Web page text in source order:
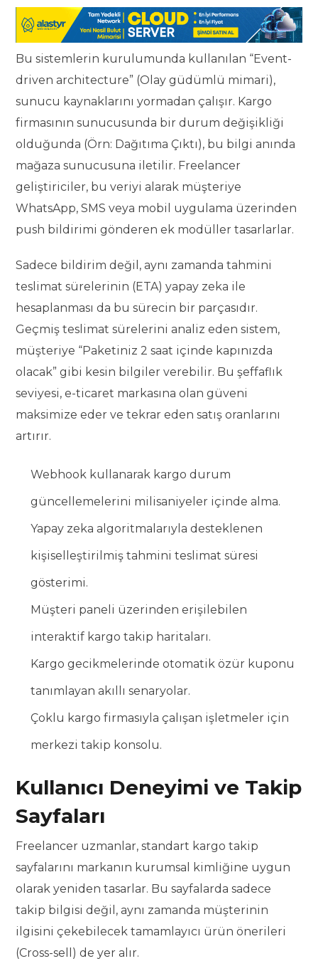
Bu sistemlerin kurulumunda kullanılan “Event-
driven architecture” (Olay güdümlü mimari),
sunucu kaynaklarını yormadan çalışır. Kargo
firmasının sunucusunda bir durum değişikliği
olduğunda (Örn: Dağıtıma Çıktı), bu bilgi anında
mağaza sunucusuna iletilir. Freelancer
geliştiriciler, bu veriyi alarak müşteriye
WhatsApp, SMS veya mobil uygulama üzerinden
push bildirimi gönderen ek modüller tasarlarlar.
Sadece bildirim değil, aynı zamanda tahmini
teslimat sürelerinin (ETA) yapay zeka ile
hesaplanması da bu sürecin bir parçasıdır.
Geçmiş teslimat sürelerini analiz eden sistem,
müşteriye “Paketiniz 2 saat içinde kapınızda
olacak” gibi kesin bilgiler verebilir. Bu şeffaflık
seviyesi, e-ticaret markasına olan güveni
maksimize eder ve tekrar eden satış oranlarını
artırır.
Webhook kullanarak kargo durum
güncellemelerini milisaniyeler içinde alma.
Yapay zeka algoritmalarıyla desteklenen
kişiselleştirilmiş tahmini teslimat süresi
gösterimi.
Müşteri paneli üzerinden erişilebilen
interaktif kargo takip haritaları.
Kargo gecikmelerinde otomatik özür kuponu
tanımlayan akıllı senaryolar.
Çoklu kargo firmasıyla çalışan işletmeler için
merkezi takip konsolu.
Kullanıcı Deneyimi ve Takip
Sayfaları
Freelancer uzmanlar, standart kargo takip
sayfalarını markanın kurumsal kimliğine uygun
olarak yeniden tasarlar. Bu sayfalarda sadece
takip bilgisi değil, aynı zamanda müşterinin
ilgisini çekebilecek tamamlayıcı ürün önerileri
(Cross-sell) de yer alır.